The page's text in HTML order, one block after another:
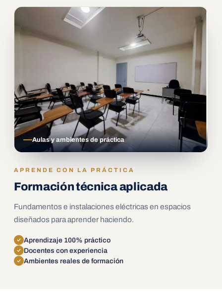
Aulas y ambientes de práctica
APRENDE CON LA PRÁCTICA
Formación técnica aplicada
Fundamentos e instalaciones eléctricas en espacios
diseñados para aprender haciendo.
Aprendizaje 100% práctico
Docentes con experiencia
Ambientes reales de formación